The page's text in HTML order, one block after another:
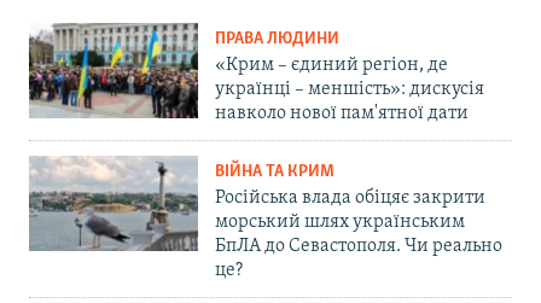
ПРАВА ЛЮДИНИ
«Крим – єдиний регіон, де
українці – меншість»: дискусія
навколо нової пам'ятної дати
ВІЙНА ТА КРИМ
Російська влада обіцяє закрити
морський шлях українським
БпЛА до Севастополя. Чи реально
це?